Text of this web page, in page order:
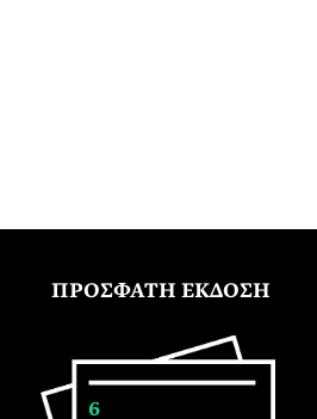
ΠΡΟΣΦΑΤΗ ΕΚΔΟΣΗ
6